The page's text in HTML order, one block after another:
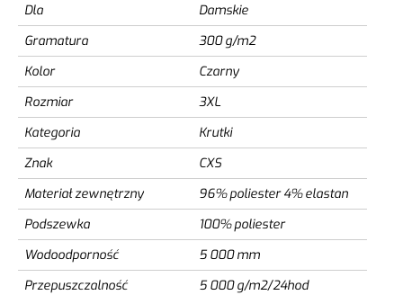
Dla
Damskie
Gramatura
300 g/m2
Kolor
Czarny
Rozmiar
3XL
Kategoria
Krutki
Znak
CXS
Materiał zewnętrzny
96% poliester 4% elastan
Podszewka
100% poliester
Wodoodporność
5 000 mm
Przepuszczalność
5 000 g/m2/24hod